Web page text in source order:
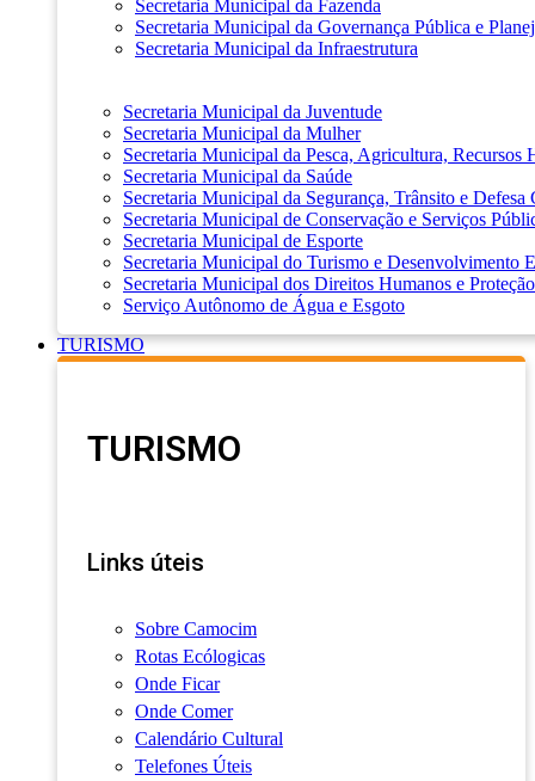
Secretaria Municipal da Fazenda
Secretaria Municipal da Governança Pública e
Secretaria Municipal da Infraestrutura
Secretaria Municipal da Juventude
Secretaria Municipal da Mulher
Secretaria Municipal da Pesca, Agricultura, Recursos
Secretaria Municipal da Saúde
Secretaria Municipal da Segurança, Trânsito e Defesa
Secretaria Municipal de Conservação e Serviços
Secretaria Municipal de Esporte
Secretaria Municipal do Turismo e Desenvolvimento
Secretaria Municipal dos Direitos Humanos e
Serviço Autônomo de Água e Esgoto
TURISMO
TURISMO
Links úteis
Sobre Camocim
Rotas Ecólogicas
Onde Ficar
Onde Comer
Calendário Cultural
Telefones Úteis